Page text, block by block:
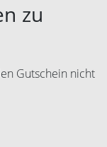
zu
Gutschein nicht